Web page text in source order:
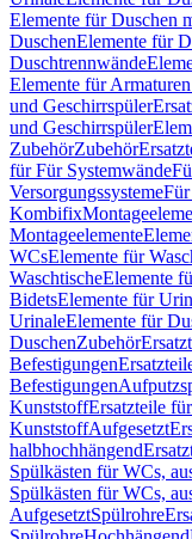
Elemente für Duschen
DuschenElemente für
Duschtrennwände
Elemente für
und Geschirrspüler
und Geschirrspüler
ZubehörZubehör
für Für Systemwände
Versorgungssysteme
Kombifix
Montageelemente
WCsElemente für
WaschtischeElemente
BidetsElemente für
UrinaleElemente für
DuschenZubehör
Befestigungen
Befestigungen
KunststoffErsatzteile
KunststoffAufgesetzt
halbhochhängend
Spülkästen für WCs,
Spülkästen für WCs,
AufgesetztSpülrohre